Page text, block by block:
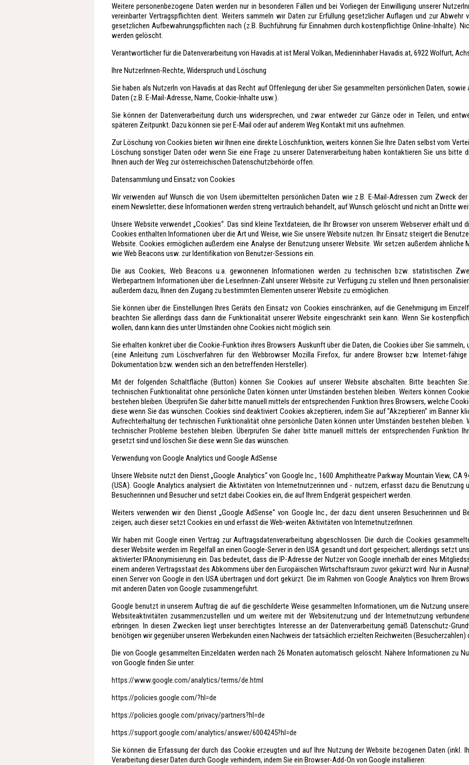
Weitere personenbezogene Daten werden nur in besonderen Fällen und bei Vorliegen der Einwilligung unserer
vereinbarter Vertragspflichten dient. Weiters sammeln wir Daten zur Erfüllung gesetzlicher Auflagen und zur Abwehr
gesetzlichen Aufbewahrungspflichten nach (z.B. Buchführung für Einnahmen durch kostenpflichtige Online-Inhalte).
werden gelöscht.
Verantwortlicher für die Datenverarbeitung von Havadis.at ist Meral Volkan, Medieninhaber Havadis.at, 6922 Wolfurt,
Ihre NutzerInnen-Rechte, Widerspruch und Löschung
Sie haben als NutzerIn von Havadis.at das Recht auf Offenlegung der über Sie gesammelten persönlichen Daten,
Daten (z.B. E-Mail-Adresse, Name, Cookie-Inhalte usw.).
Sie können der Datenverarbeitung durch uns widersprechen, und zwar entweder zur Gänze oder in Teilen, und
späteren Zeitpunkt. Dazu können sie per E-Mail oder auf anderem Weg Kontakt mit uns aufnehmen.
Zur Löschung von Cookies bieten wir Ihnen eine direkte Löschfunktion, weiters können Sie Ihre Daten selbst vom
Löschung sonstiger Daten oder wenn Sie eine Frage zu unserer Datenverarbeitung haben kontaktieren Sie uns bitte
Ihnen auch der Weg zur österreichischen Datenschutzbehörde offen.
Datensammlung und Einsatz von Cookies
Wir verwenden auf Wunsch die von Usern übermittelten persönlichen Daten wie z.B. E-Mail-Adressen zum Zweck
einem Newsletter; diese Informationen werden streng vertraulich behandelt, auf Wunsch gelöscht und nicht an Dritte
Unsere Website verwendet „Cookies“. Das sind kleine Textdateien, die Ihr Browser von unserem Webserver erhält und
Cookies enthalten Informationen über die Art und Weise, wie Sie unsere Website nutzen. Ihr Einsatz steigert die
Website. Cookies ermöglichen außerdem eine Analyse der Benutzung unserer Website. Wir setzen außerdem ähnliche
wie Web Beacons usw. zur Identifikation von Benutzer-Sessions ein.
Die aus Cookies, Web Beacons u.a. gewonnenen Informationen werden zu technischen bzw. statistischen
Werbepartnern Informationen über die LeserInnen-Zahl unserer Website zur Verfügung zu stellen und Ihnen
außerdem dazu, Ihnen den Zugang zu bestimmten Elementen unserer Website zu ermöglichen.
Sie können über die Einstellungen Ihres Geräts den Einsatz von Cookies einschränken, auf die Genehmigung im
beachten Sie allerdings dass dann die Funktionalität unserer Website eingeschränkt sein kann. Wenn Sie
wollen, dann kann dies unter Umständen ohne Cookies nicht möglich sein.
Sie erhalten konkret über die Cookie-Funktion ihres Browsers Auskunft über die Daten, die Cookies über Sie sammeln,
(eine Anleitung zum Löschverfahren für den Webbrowser Mozilla Firefox, für andere Browser bzw. Internet-
Dokumentation bzw. wenden sich an den betreffenden Hersteller).
Mit der folgenden Schaltfläche (Button) können Sie Cookies auf unserer Website abschalten. Bitte beachten
technischen Funktionalität ohne persönliche Daten können unter Umständen bestehen bleiben. Weiters können
bestehen bleiben. Überprüfen Sie daher bitte manuell mittels der entsprechenden Funktion Ihres Browsers, welche
diese wenn Sie das wünschen. Cookies sind deaktiviert Cookies akzeptieren, indem Sie auf "Akzeptieren" im Banner
Aufrechterhaltung der technischen Funktionalität ohne persönliche Daten können unter Umständen bestehen
technischer Probleme bestehen bleiben. Überprüfen Sie daher bitte manuell mittels der entsprechenden Funktion
gesetzt sind und löschen Sie diese wenn Sie das wünschen.
Verwendung von Google Analytics und Google AdSense
Unsere Website nutzt den Dienst „Google Analytics“ von Google Inc., 1600 Amphitheatre Parkway Mountain View, CA
(USA). Google Analytics analysiert die Aktivitäten von Internetnutzerinnen und - nutzern, erfasst dazu die Benutzung
Besucherinnen und Besucher und setzt dabei Cookies ein, die auf Ihrem Endgerät gespeichert werden.
Weiters verwenden wir den Dienst „Google AdSense“ von Google Inc., der dazu dient unseren Besucherinnen und
zeigen; auch dieser setzt Cookies ein und erfasst die Web-weiten Aktivitäten von InternetnutzerInnen.
Wir haben mit Google einen Vertrag zur Auftragsdatenverarbeitung abgeschlossen. Die durch die Cookies
dieser Website werden im Regelfall an einen Google-Server in den USA gesandt und dort gespeichert; allerdings setzt
aktivierter IPAnonymisierung ein. Das bedeutet, dass die IP-Adresse der Nutzer von Google innerhalb der eines
einem anderen Vertragsstaat des Abkommens über den Europäischen Wirtschaftsraum zuvor gekürzt wird. Nur in
einen Server von Google in den USA übertragen und dort gekürzt. Die im Rahmen von Google Analytics von Ihrem
mit anderen Daten von Google zusammengeführt.
Google benutzt in unserem Auftrag die auf die geschilderte Weise gesammelten Informationen, um die Nutzung
Websiteaktivitäten zusammenzustellen und um weitere mit der Websitenutzung und der Internetnutzung
erbringen. In diesen Zwecken liegt unser berechtigtes Interesse an der Datenverarbeitung gemäß Datenschutz-
benötigen wir gegenüber unseren Werbekunden einen Nachweis der tatsächlich erzielten Reichweiten (Besucherzahlen)
Die von Google gesammelten Einzeldaten werden nach 26 Monaten automatisch gelöscht. Nähere Informationen zu
von Google finden Sie unter:
https://www.google.com/analytics/terms/de.html
https://policies.google.com/?hl=de
https://policies.google.com/privacy/partners?hl=de
https://support.google.com/analytics/answer/6004245?hl=de
Sie können die Erfassung der durch das Cookie erzeugten und auf Ihre Nutzung der Website bezogenen Daten (inkl.
Verarbeitung dieser Daten durch Google verhindern, indem Sie ein Browser-Add-On von Google installieren: